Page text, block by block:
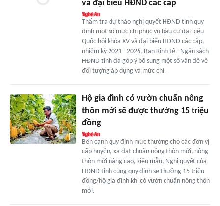
và đại biểu HĐND các cấp
Thẩm tra dự thảo nghị quyết HĐND tỉnh quy
định một số mức chi phục vụ bầu cử đại biểu
Quốc hội khóa XV và đại biểu HĐND các cấp,
nhiệm kỳ 2021 - 2026, Ban Kinh tế - Ngân sách
HĐND tỉnh đã góp ý bổ sung một số vấn đề về
đối tượng áp dụng và mức chi.
Hộ gia đình có vườn chuẩn nông
thôn mới sẽ được thưởng 15 triệu
đồng
Bên cạnh quy định mức thưởng cho các đơn vị
cấp huyện, xã đạt chuẩn nông thôn mới, nông
thôn mới nâng cao, kiểu mẫu, Nghị quyết của
HĐND tỉnh cũng quy định sẽ thưởng 15 triệu
đồng/hộ gia đình khi có vườn chuẩn nông thôn
mới.